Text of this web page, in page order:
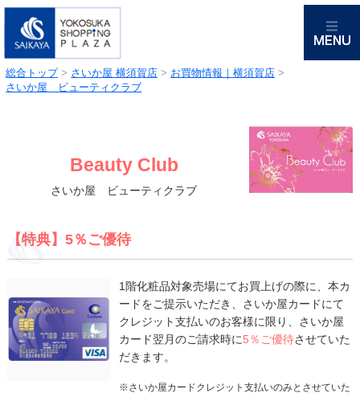
総合トップ > さいか屋 横須賀店 > お買物情報｜横須賀店 >
さいか屋 ビューティクラブ
Beauty Club
さいか屋 ビューティクラブ
【特典】5％ご優待
1階化粧品対象売場にてお買上げの際に、本カ
ードをご提示いただき、さいか屋カードにて
クレジット支払いのお客様に限り、さいか屋
カード翌月のご請求時に5％ご優待させていた
だきます。
※さいか屋カードクレジット支払いのみとさせていた